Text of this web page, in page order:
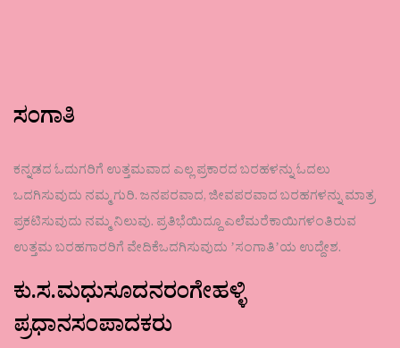
ಸಂಗಾತಿ
ಕನ್ನಡದ ಓದುಗರಿಗೆ ಉತ್ತಮವಾದ ಎಲ್ಲ ಪ್ರಕಾರದ ಬರಹಳನ್ನು ಓದಲು
ಒದಗಿಸುವುದು ನಮ್ಮ ಗುರಿ. ಜನಪರವಾದ, ಜೀವಪರವಾದ ಬರಹಗಳನ್ನು ಮಾತ್ರ
ಪ್ರಕಟಿಸುವುದು ನಮ್ಮ ನಿಲುವು. ಪ್ರತಿಭೆಯಿದ್ದೂ ಎಲೆಮರೆಕಾಯಿಗಳಂತಿರುವ
ಉತ್ತಮ ಬರಹಗಾರರಿಗೆ ವೇದಿಕೆಒದಗಿಸುವುದು ʼಸಂಗಾತಿʼಯ ಉದ್ದೇಶ.
ಕು.ಸ.ಮಧುಸೂದನರಂಗೇಹಳ್ಳಿ
ಪ್ರಧಾನಸಂಪಾದಕರು